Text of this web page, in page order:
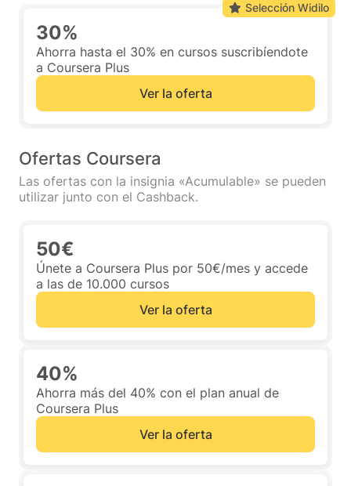
30%
Ahorra hasta el 30% en cursos suscribíendote
a Coursera Plus
Ver la oferta
Selección Widilo
Ofertas Coursera
Las ofertas con la insignia «Acumulable» se pueden
utilizar junto con el Cashback.
50€
Únete a Coursera Plus por 50€/mes y accede
a las de 10.000 cursos
Ver la oferta
40%
Ahorra más del 40% con el plan anual de
Coursera Plus
Ver la oferta